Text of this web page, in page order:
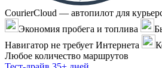
CourierCloud — автопилот для
Экономия пробега и топлива
Навигатор не требует Интернета
Любое количество маршрутов